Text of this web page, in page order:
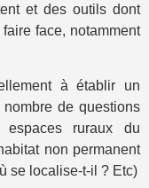
et des outils dont
face, notamment
à établir un
de questions
espaces ruraux du
non permanent
se localise-t-il ? Etc)